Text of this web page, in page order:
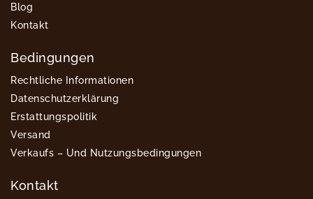
Blog
Kontakt
Bedingungen
Rechtliche Informationen
Datenschutzerklärung
Erstattungspolitik
Versand
Verkaufs – Und Nutzungsbedingungen
Kontakt